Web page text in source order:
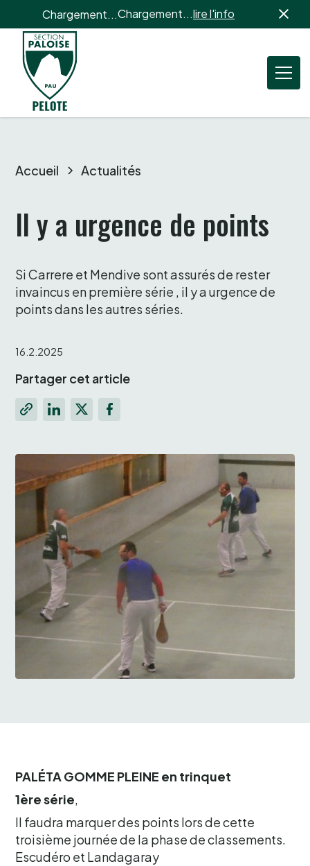
Chargement...Chargement...lire l'info
Accueil Actualités
Il y a urgence de points
Si Carrere et Mendive sont assurés de rester
invaincus en première série , il y a urgence de
points dans les autres séries.
16.2.2025
Partager cet article
PALÉTA GOMME PLEINE en trinquet
1ère série,
Il faudra marquer des points lors de cette
troisième journée de la phase de classements.
Escudéro et Landagaray